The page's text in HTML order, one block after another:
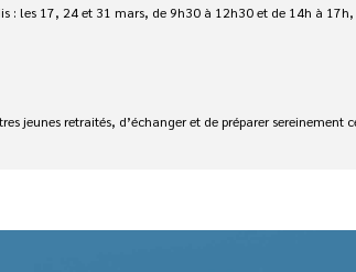
: les 17, 24 et 31 mars, de 9h30 à 12h30 et de 14h à
jeunes retraités, d’échanger et de préparer